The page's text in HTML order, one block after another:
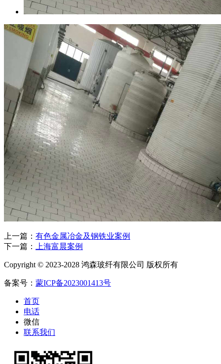
上一篇： 有色金属冶金及钢铁业案例
下一篇：
上海富晨案例
Copyright © 2023-2028 鸿森玻纤有限公司 版权所有
备案号： 蒙ICP备2023001413号
首页
电话
微信
联系我们